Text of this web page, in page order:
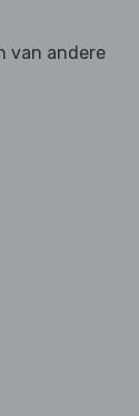
van andere